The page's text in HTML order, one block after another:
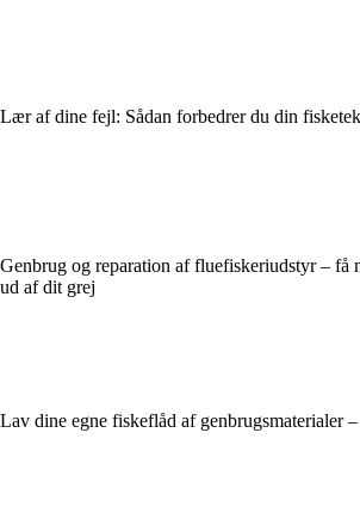
Lær af dine fejl: Sådan forbedrer du din
Genbrug og reparation af fluefiskeriudstyr – få
ud af dit grej
Lav dine egne fiskeflåd af genbrugsmaterialer